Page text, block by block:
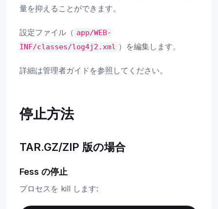
量を抑えることができます。
設定ファイル（ app/WEB-
INF/classes/log4j2.xml ）を編集します。
詳細は管理者ガイドを参照してください。
停止方法
TAR.GZ/ZIP 版の場合
Fess の停止
プロセスを kill します: